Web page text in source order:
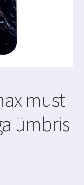
must
ümbris